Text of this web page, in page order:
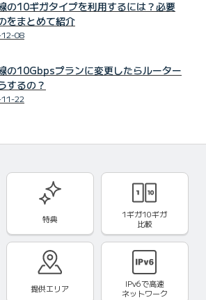
の10ギガタイプを利用するには？必要
をまとめて紹介
08
の10Gbpsプランに変更したらルーター
するの？
22
特典
1ギガ10ギガ
比較
提供エリア IPv6で高速
ネットワーク